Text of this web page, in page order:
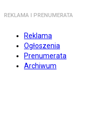
REKLAMA I PRENUMERATA
Reklama
Ogłoszenia
Prenumerata
Archiwum